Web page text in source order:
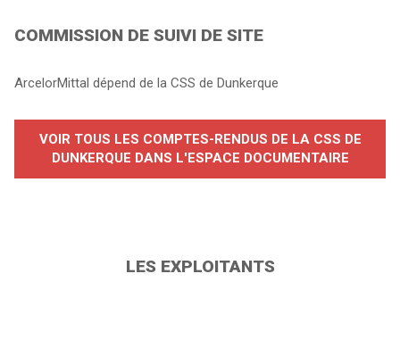
COMMISSION DE SUIVI DE SITE
ArcelorMittal dépend de la CSS de Dunkerque
VOIR TOUS LES COMPTES-RENDUS DE LA CSS DE
DUNKERQUE DANS L'ESPACE DOCUMENTAIRE
LES EXPLOITANTS